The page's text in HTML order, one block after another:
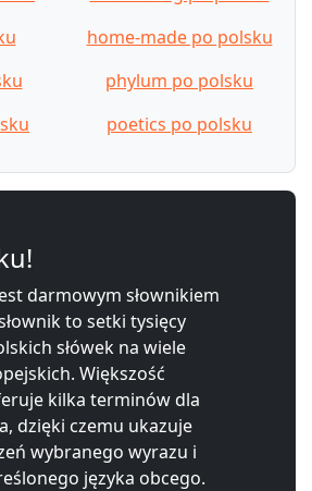
home-made po polsku
phylum po polsku
poetics po polsku
darmowym słownikiem
to setki tysięcy
słówek na wiele
Większość
kilka terminów dla
dzięki czemu ukazuje
wybranego wyrazu i
języka obcego.